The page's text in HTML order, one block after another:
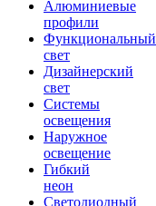
Алюминиевые
профили
Функциональный
свет
Дизайнерский
свет
Системы
освещения
Наружное
освещение
Гибкий
неон
Светодиодный